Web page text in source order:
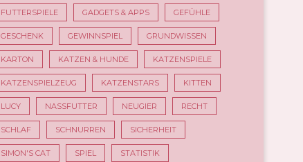
FUTTERSPIELE GADGETS & APPS GEFÜHLE
GESCHENK GEWINNSPIEL GRUNDWISSEN
KARTON KATZEN & HUNDE KATZENSPIELE
KATZENSPIELZEUG KATZENSTARS KITTEN
LUCY NASSFUTTER NEUGIER RECHT
SCHLAF SCHNURREN SICHERHEIT
SIMON'S CAT SPIEL STATISTIK